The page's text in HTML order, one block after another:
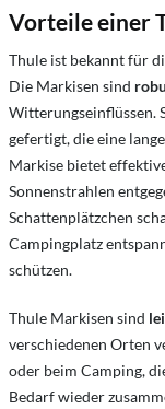
Vorteile einer
Thule ist bekannt für
Die Markisen sind
Witterungseinflüssen.
gefertigt, die eine
Markise bietet
Sonnenstrahlen
Schattenplätzchen
Campingplatz
schützen.
Thule Markisen sind
verschiedenen Orten
oder beim Camping,
Bedarf wieder